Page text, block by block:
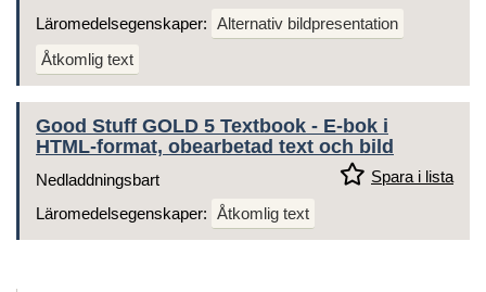
Läromedelsegenskaper: Alternativ bildpresentation
Åtkomlig text
Good Stuff GOLD 5 Textbook - E-bok i
HTML-format, obearbetad text och bild
Spara i lista
Nedladdningsbart
Läromedelsegenskaper: Åtkomlig text